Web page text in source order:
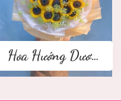
Hoa Hướng Dương